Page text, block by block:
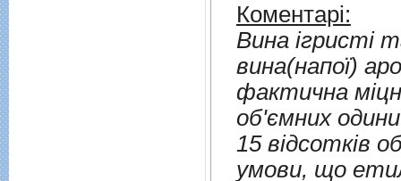
Коментарі:
Вина ігристі та вина
вина(напої)
фактична
об'ємних
15 відсотків
умови, що